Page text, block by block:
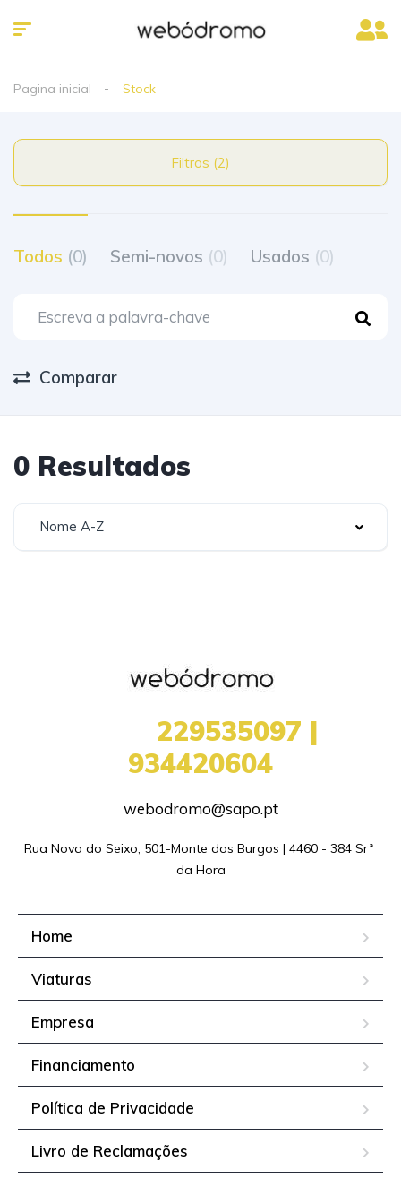
Pagina inicial Stock
Filtros (2)
Todos (0) Semi-novos (0) Usados (0)
Comparar
0 Resultados
Nome A-Z
229535097 |
934420604
webodromo@sapo.pt
Rua Nova do Seixo, 501-Monte dos Burgos | 4460 - 384 Srª
da Hora
Home
Viaturas
Empresa
Financiamento
Política de Privacidade
Livro de Reclamações